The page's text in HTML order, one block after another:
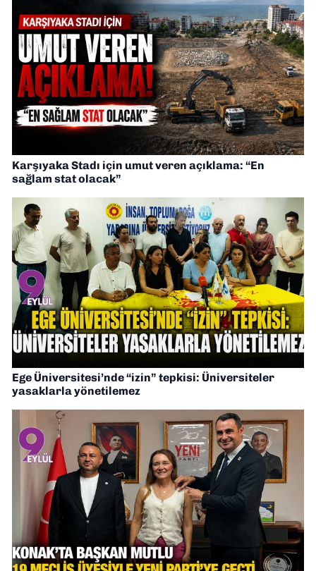
Karşıyaka Stadı için umut veren açıklama: “En
sağlam stat olacak”
Ege Üniversitesi’nde “izin” tepkisi: Üniversiteler
yasaklarla yönetilemez